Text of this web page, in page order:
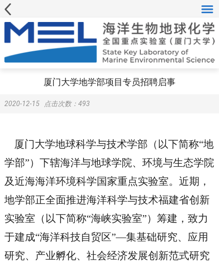
厦门大学地学部项目专员招聘启事
2020-12-15 点击次数： 493
厦门大学地球科学与技术学部（以下简称“地
学部”）下辖海洋与地球学院、环境与生态学院
及近海海洋环境科学国家重点实验室。近期，
地学部正全面推进海洋科学与技术福建省创新
实验室（以下简称“海峡实验室”）筹建，致力
于建成“海洋科技自贸区”—集基础研究、应用
研究、产业孵化、社会经济发展创新范式研究